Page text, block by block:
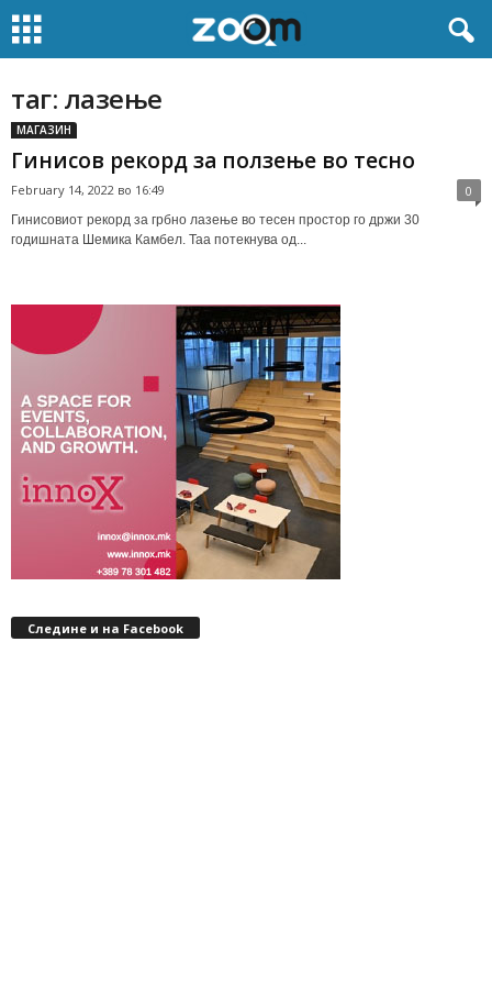
таг: лазење
МАГАЗИН
Гинисов рекорд за ползење во тесно
February 14, 2022 во 16:49 0
Гинисовиот рекорд за грбно лазење во тесен простор го држи 30
годишната Шемика Камбел. Таа потекнува од...
Следине и на Facebook